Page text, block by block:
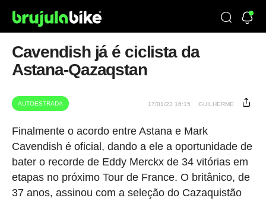
Cavendish já é ciclista da
Astana-Qazaqstan
AUTOESTRADA 17/01/23 16:15 GUILHERME
Finalmente o acordo entre Astana e Mark
Cavendish é oficial, dando a ele a oportunidade de
bater o recorde de Eddy Merckx de 34 vitórias em
etapas no próximo Tour de France. O britânico, de
37 anos, assinou com a seleção do Cazaquistão